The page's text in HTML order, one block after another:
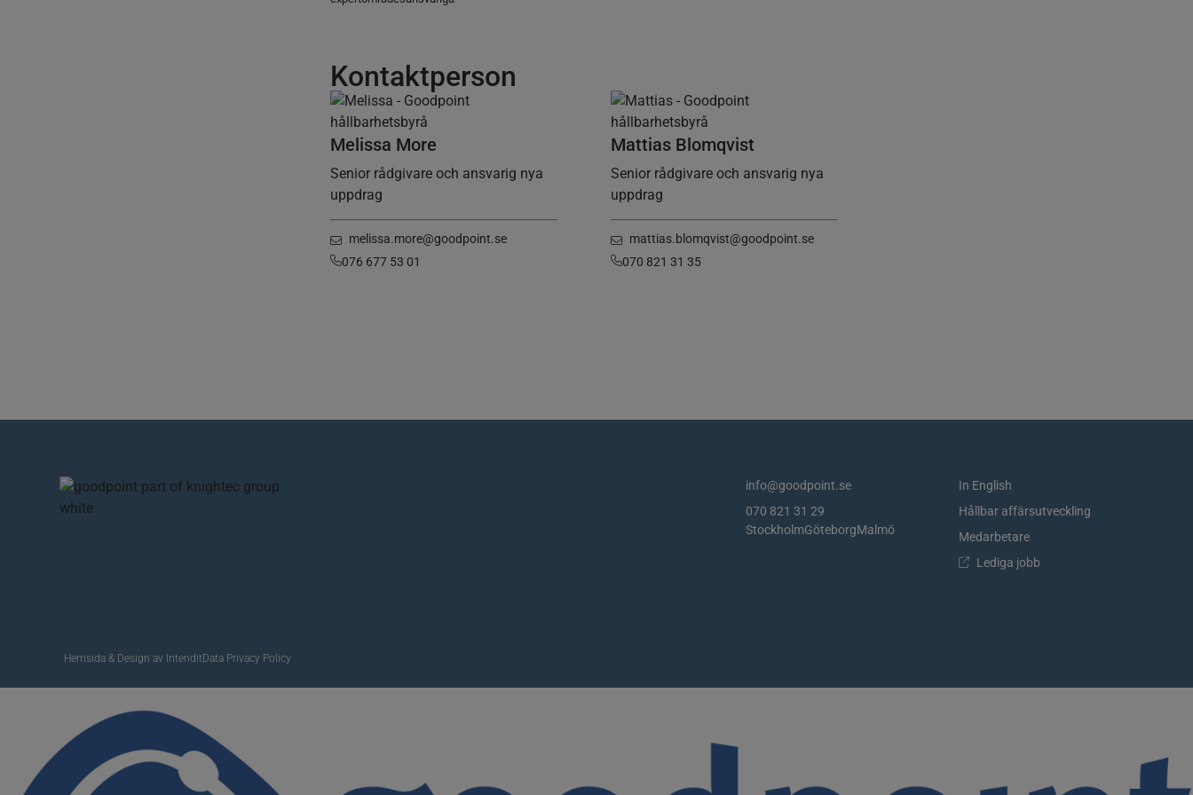
Kontaktperson
Melissa More
Senior rådgivare och ansvarig nya
uppdrag
melissa.more@goodpoint.se
076 677 53 01
Mattias Blomqvist
Senior rådgivare och ansvarig nya
uppdrag
mattias.blomqvist@goodpoint.se
070 821 31 35
info@goodpoint.se
070 821 31 29
StockholmGöteborgMalmö
In English
Hållbar affärsutveckling
Medarbetare
Lediga jobb
Hemsida & Design av IntenditData Privacy Policy